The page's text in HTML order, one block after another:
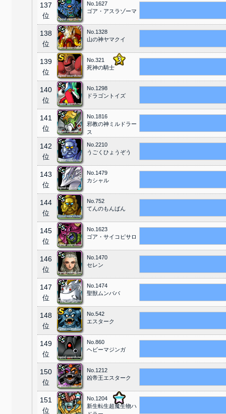
137
位
No.1627
ゴア・アスラゾーマ
138
位
No.1328
山の神ヤマクイ
139
位
No.321
死神の騎士
140
位
No.1298
ドラゴントイズ
141
位
No.1816
邪教の神ミルドラー
ス
142
位
No.2210
うごくひょうぞう
143
位
No.1479
カシャル
144
位
No.752
てんのもんばん
145
位
No.1623
ゴア・サイコピサロ
146
位
No.1470
セレン
147
位
No.1474
聖獣ムンババ
148
位
No.542
エスターク
149
位
No.860
ヘビーマジンガ
150
位
No.1212
凶帝王エスターク
151
位
No.1204
新生転生超魔生物ハ